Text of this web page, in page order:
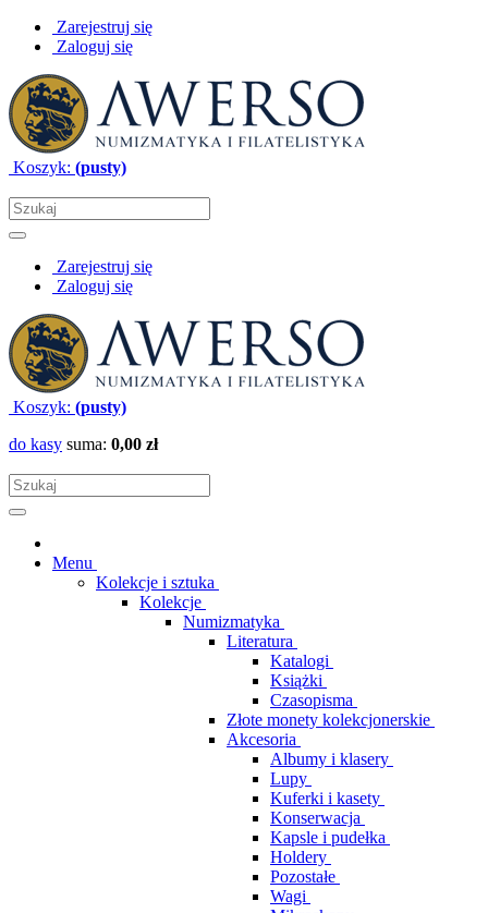
Zarejestruj się
Zaloguj się
Koszyk: (pusty)
Zarejestruj się
Zaloguj się
Koszyk: (pusty)
do kasy suma: 0,00 zł
Menu
Kolekcje i sztuka
Kolekcje
Numizmatyka
Literatura
Katalogi
Książki
Czasopisma
Złote monety kolekcjonerskie
Akcesoria
Albumy i klasery
Lupy
Kuferki i kasety
Konserwacja
Kapsle i pudełka
Holdery
Pozostałe
Wagi